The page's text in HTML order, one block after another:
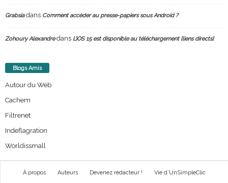
Grabsiadans Comment accéder au presse-papiers sous Android ?
Zohoury Alexandredans L’iOS 15 est disponible au téléchargement [liens directs]
Blogs Amis
Autour du Web
Cachem
Filtrenet
Indeflagration
Worldissmall
À propos Auteurs Devenez rédacteur ! Vie d’UnSimpleClic